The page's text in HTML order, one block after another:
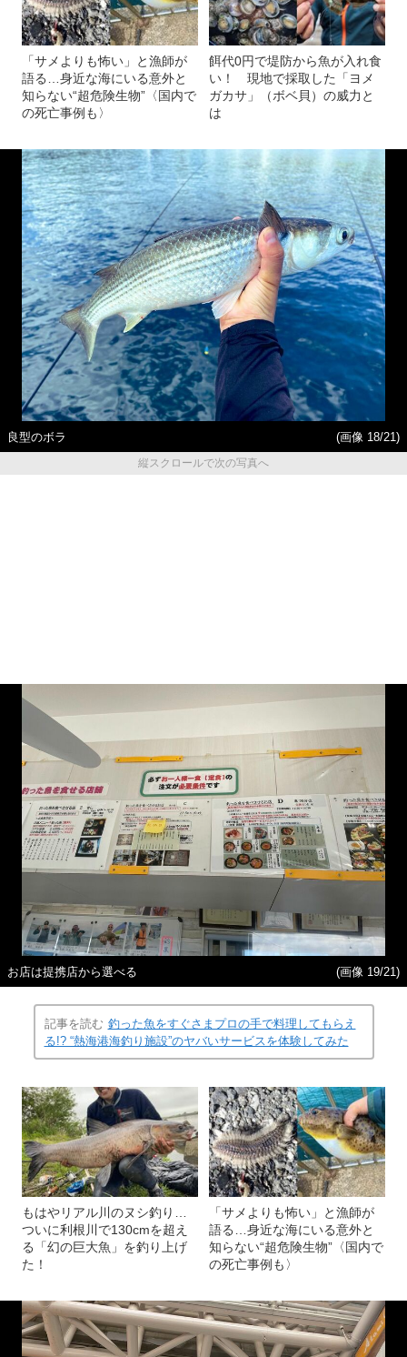
「サメよりも怖い」と漁師が
語る…身近な海にいる意外と
知らない“超危険生物”〈国内で
の死亡事例も〉
餌代0円で堤防から魚が入れ食
い！ 現地で採取した「ヨメ
ガカサ」（ボベ貝）の威力と
は
良型のボラ
(画像 18/21)
縦スクロールで次の写真へ
お店は提携店から選べる (画像 19/21)
記事を読む 釣った魚をすぐさまプロの手で料理してもらえ
る!? “熱海港海釣り施設”のヤバいサービスを体験してみた
もはやリアル川のヌシ釣り…
ついに利根川で130cmを超え
る「幻の巨大魚」を釣り上げ
た！
「サメよりも怖い」と漁師が
語る…身近な海にいる意外と
知らない“超危険生物”〈国内で
の死亡事例も〉